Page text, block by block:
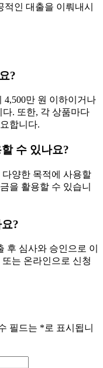
인 대출을 이뤄내시
?
만 원 이하이거나
. 또한, 각 상품마다
합니다.
수 있나요?
양한 목적에 사용할
을 활용할 수 있습니
?
후 심사와 승인으로 이
는 온라인으로 신청
필드는 *로 표시됩니